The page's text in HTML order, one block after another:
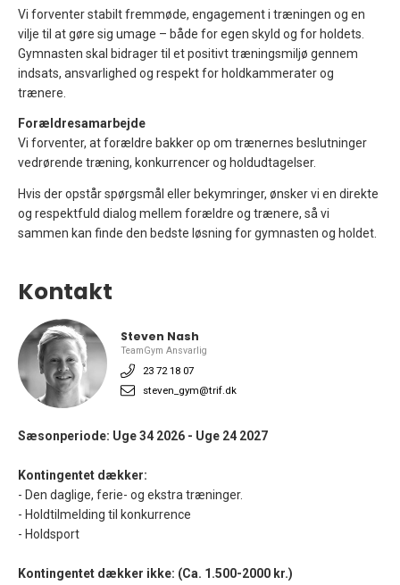
Vi forventer stabilt fremmøde, engagement i træningen og en
vilje til at gøre sig umage – både for egen skyld og for holdets.
Gymnasten skal bidrager til et positivt træningsmiljø gennem
indsats, ansvarlighed og respekt for holdkammerater og
trænere.
Forældresamarbejde
Vi forventer, at forældre bakker op om trænernes beslutninger
vedrørende træning, konkurrencer og holdudtagelser.
Hvis der opstår spørgsmål eller bekymringer, ønsker vi en direkte
og respektfuld dialog mellem forældre og trænere, så vi
sammen kan finde den bedste løsning for gymnasten og holdet.
Kontakt
Steven Nash
TeamGym Ansvarlig
23 72 18 07
steven_gym@trif.dk
Sæsonperiode: Uge 34 2026 - Uge 24 2027
Kontingentet dækker:
- Den daglige, ferie- og ekstra træninger.
- Holdtilmelding til konkurrence
- Holdsport
Kontingentet dækker ikke: (Ca. 1.500-2000 kr.)